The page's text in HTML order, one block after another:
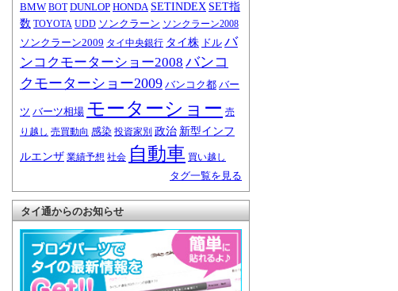
BMW BOT DUNLOP HONDA SETINDEX SET指
数 TOYOTA UDD ソンクラーン ソンクラーン2008
ソンクラーン2009 タイ中央銀行 タイ株 ドル バ
ンコクモーターショー2008 バンコ
クモーターショー2009 バンコク都 バー
ツ バーツ相場 モーターショー 売
り越し 売買動向 感染 投資家別 政治 新型インフ
ルエンザ 業績予想 社会 自動車 買い越し
タグ一覧を見る
タイ通からのお知らせ